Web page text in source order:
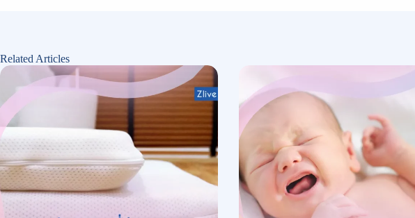
Related Articles